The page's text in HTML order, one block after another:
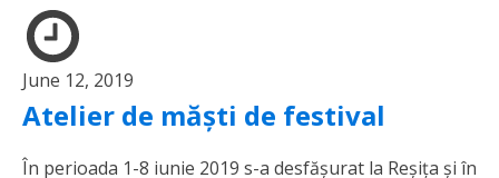
June 12, 2019
Atelier de măști de festival
În perioada 1-8 iunie 2019 s-a desfășurat la Reșița și în